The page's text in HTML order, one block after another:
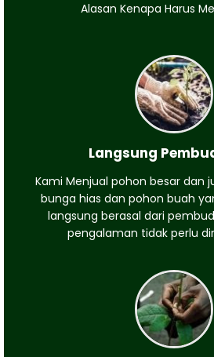
Alasan Kenapa Harus
Langsung
Kami Menjual pohon besar dan
bunga hias dan pohon buah
langsung berasal dari
pengalaman tidak perlu